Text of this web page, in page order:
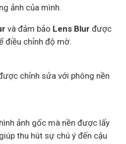
ảnh của mình.
và đảm bảo Lens Blur được
điều chỉnh độ mờ.
chỉnh sửa với phông nền
ảnh gốc mà nền được lấy
thu hút sự chú ý đến cậu